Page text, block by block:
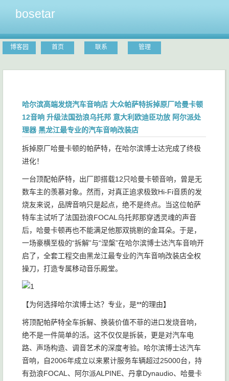
bosetar
博客园 首页 联系 管理
哈尔滨高端发烧汽车音响店 大众帕萨特拆掉原厂哈曼卡顿
12音响 升级法国劲浪乌托邦 意大利欧迪臣功放 阿尔派处
理器 黑龙江最专业的汽车音响改装店
拆掉原厂哈曼卡顿的帕萨特，在哈尔滨博士达完成了终极
进化！
一台顶配帕萨特，出厂即搭载12只哈曼卡顿音响，曾是无
数车主的羡慕对象。然而，对真正追求极致Hi-Fi音质的发
烧友来说，品牌音响只是起点，绝不是终点。当这位帕萨
特车主试听了法国劲浪FOCAL乌托邦那穿透灵魂的声音
后，哈曼卡顿再也不能满足他那双挑剔的金耳朵。于是，
一场豪横至极的“拆解”与“涅槃”在哈尔滨博士达汽车音响开
启了，全套工程交由黑龙江最专业的汽车音响改装店全权
操刀，打造专属移动音乐殿堂。
【为何选择哈尔滨博士达？专业，是**的理由】
将顶配帕萨特全车拆解、换装价值不菲的进口发烧音响，
绝不是一件简单的活。这不仅仅是拆装，更是对汽车电
路、声场构造、调音艺术的深度考验。哈尔滨博士达汽车
音响，自2006年成立以来累计服务车辆超过25000台，持
有劲浪FOCAL、阿尔派ALPINE、丹拿Dynaudio、哈曼卡